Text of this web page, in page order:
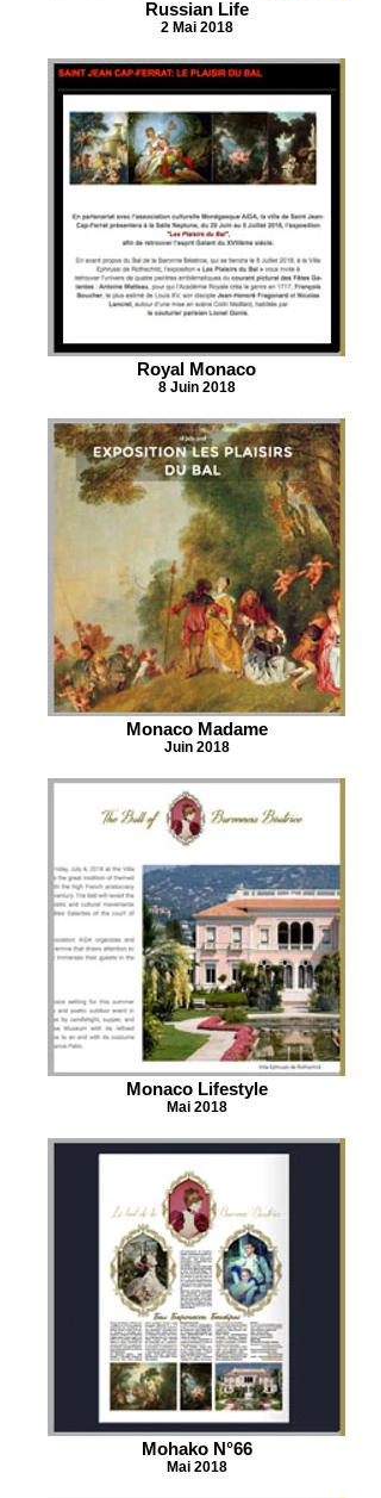
Russian Life
2 Mai 2018
Royal Monaco
8 Juin 2018
Monaco Madame
Juin 2018
Monaco Lifestyle
Mai 2018
Mohako N°66
Mai 2018